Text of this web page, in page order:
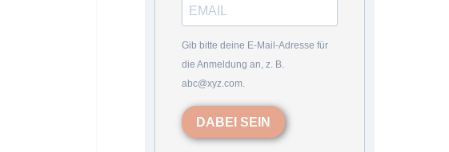
Gib bitte deine E-Mail-Adresse für
die Anmeldung an, z. B.
abc@xyz.com.
DABEI SEIN